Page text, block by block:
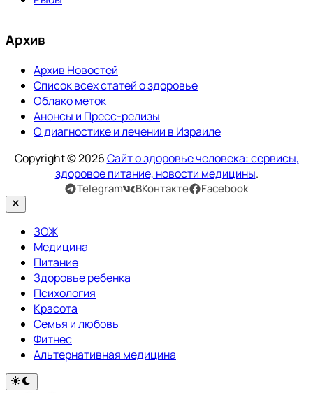
Архив
Архив Новостей
Список всех статей о здоровье
Облако меток
Анонсы и Пресс-релизы
О диагностике и лечении в Израиле
Copyright © 2026Сайт о здоровье человека: сервисы,
здоровое питание, новости медицины.
Telegram ВКонтакте Facebook
Закрыть
ЗОЖ
Медицина
Питание
Здоровье ребенка
Психология
Красота
Семья и любовь
Фитнес
Альтернативная медицина
Переключить